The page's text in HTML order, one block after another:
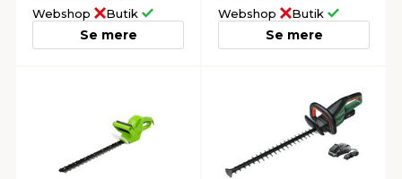
Webshop Butik
Se mere
Webshop Butik
Se mere